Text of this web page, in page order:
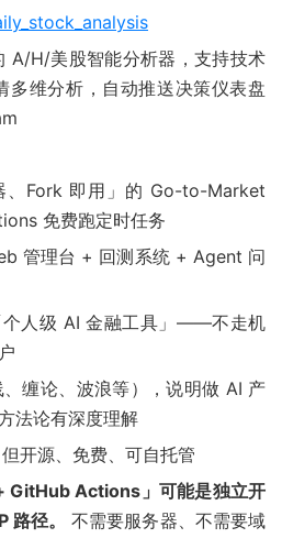
A/H/美股智能分析器，支持技术
多维分析，自动推送决策仪表盘
、Fork 即用」的 Go-to-Market
免费跑定时任务
管理台 + 回测系统 + Agent 问
个人级 AI 金融工具」——不走机
、缠论、波浪等），说明做 AI 产
法论有深度理解
开源、免费、可自托管
GitHub Actions」可能是独立开
径。
不需要服务器、不需要域